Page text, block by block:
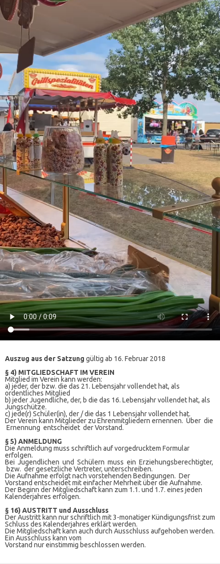
Auszug aus der Satzung gültig ab 16. Februar 2018
§ 4) MITGLIEDSCHAFT IM VEREIN
Mitglied im Verein kann werden:
a) jeder, der bzw. die das 21. Lebensjahr vollendet hat, als
ordentliches Mitglied
b) jeder Jugendliche, der, b die das 16. Lebensjahr vollendet hat, als
Jungschütze.
c) jede(r) Schüler(in), der / die das 1 Lebensjahr vollendet hat.
Der Verein kann Mitglieder zu Ehrenmitgliedern ernennen. Über die
Ernennung entscheidet der Vorstand.
§ 5) ANMELDUNG
Die Anmeldung muss schriftlich auf vorgedrucktem Formular
erfolgen.
Bei Jugendlichen und Schülern muss ein Erziehungsberechtigter,
bzw. der gesetzliche Vertreter, unterschreiben.
Die Aufnahme erfolgt nach vorstehenden Bedingungen. Der
Vorstand entscheidet mit einfacher Mehrheit über die Aufnahme.
Der Beginn der Mitgliedschaft kann zum 1.1. und 1.7. eines jeden
Kalenderjahres erfolgen.
§ 16) AUSTRITT und Ausschluss
Der Austritt kann nur schriftlich mit 3-monatiger Kündigungsfrist zum
Schluss des Kalenderjahres erklärt werden.
Die Mitgliedschaft kann auch durch Ausschluss aufgehoben werden.
Ein Ausschluss kann vom
Vorstand nur einstimmig beschlossen werden.